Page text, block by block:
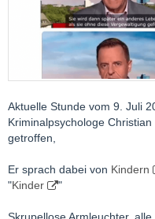
Aktuelle Stunde vom 9. Juli
Kriminalpsychologe
getroffen,
Er sprach dabei von Kindern
"Kinder "